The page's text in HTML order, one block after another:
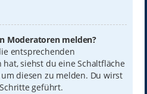
Moderatoren melden?
entsprechenden
siehst du eine Schaltfläche
diesen zu melden. Du wirst
geführt.